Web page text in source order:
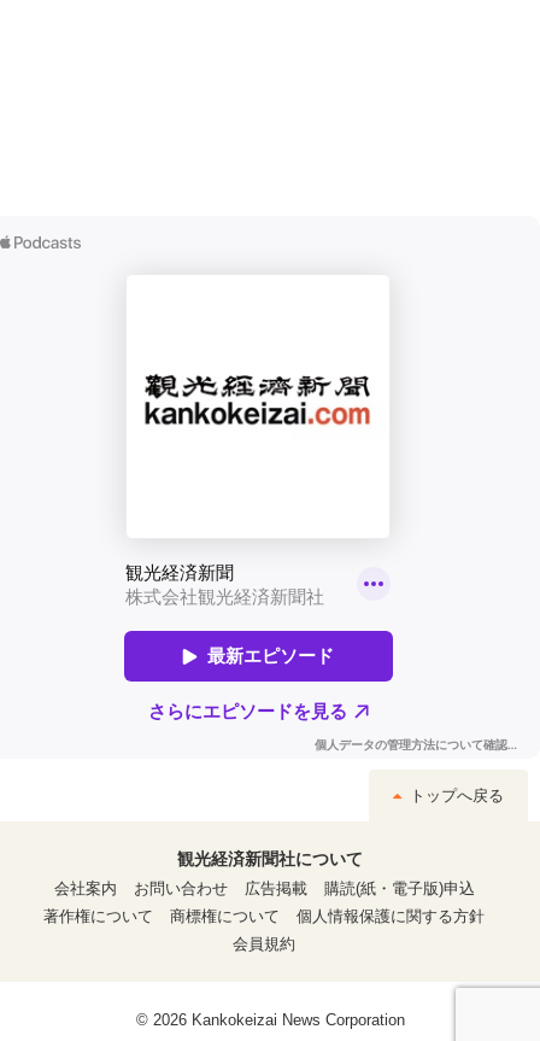
トップへ戻る
観光経済新聞社について
会社案内
お問い合わせ 広告掲載
購読(紙・電子版)申込
著作権について
商標権について
個人情報保護に関する方針
会員規約
© 2026 Kankokeizai News Corporation